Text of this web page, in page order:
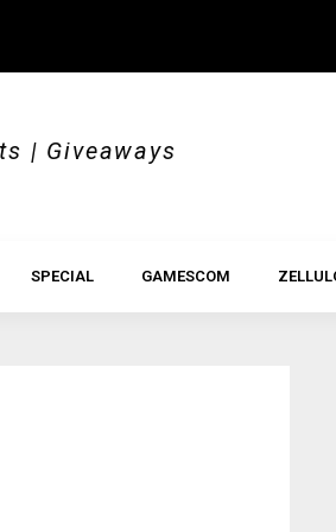
| Giveaways
SPECIAL GAMESCOM